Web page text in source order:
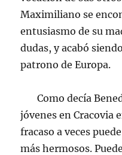
Maximiliano se
entusiasmo de su
dudas, y acabó
patrono de Europa.
Como decía
jóvenes en Cracovia
fracaso a veces
más hermosos.